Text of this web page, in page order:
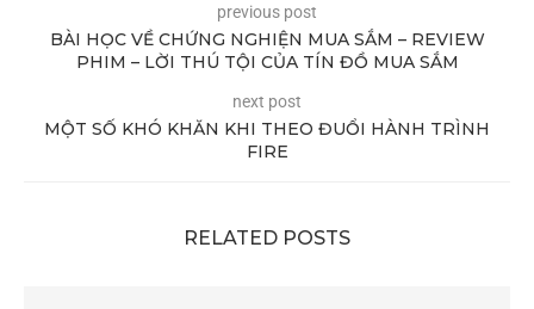
previous post
BÀI HỌC VỀ CHỨNG NGHIỆN MUA SẮM – REVIEW
PHIM – LỜI THÚ TỘI CỦA TÍN ĐỒ MUA SẮM
next post
MỘT SỐ KHÓ KHĂN KHI THEO ĐUỔI HÀNH TRÌNH
FIRE
RELATED POSTS